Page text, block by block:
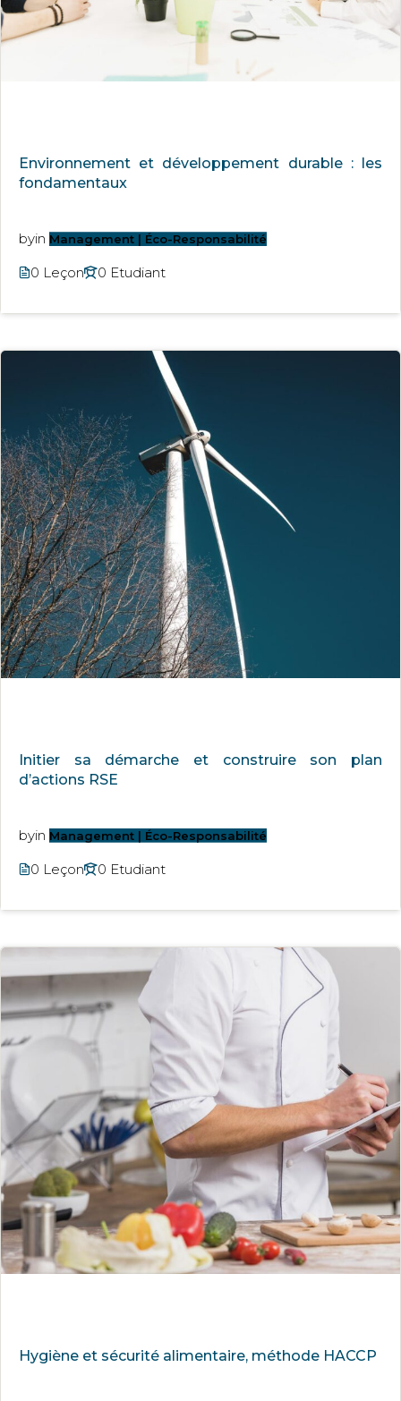
Environnement et développement durable : les
fondamentaux
byin Management | Éco-Responsabilité
0 Leçon 0 Etudiant
Initier sa démarche et construire son plan
d’actions RSE
byin Management | Éco-Responsabilité
0 Leçon 0 Etudiant
Hygiène et sécurité alimentaire, méthode HACCP